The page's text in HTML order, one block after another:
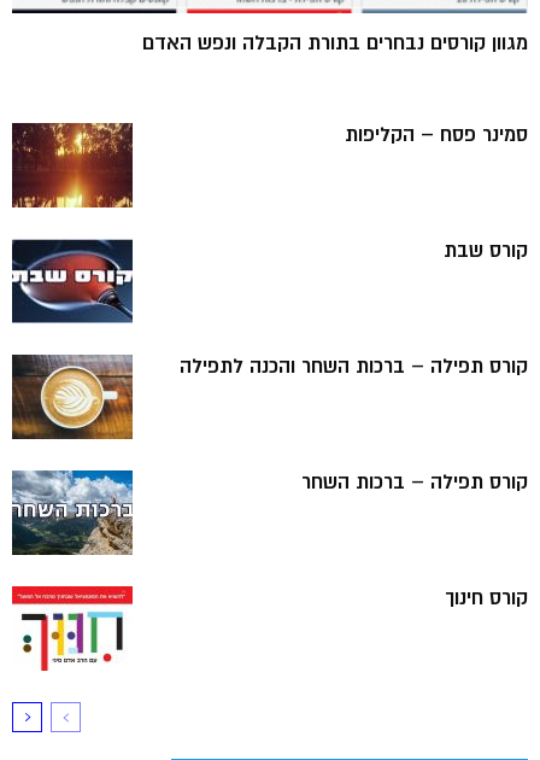
מגוון קורסים נבחרים בתורת הקבלה ונפש האדם
סמינר פסח – הקליפות
קורס שבת
קורס תפילה – ברכות השחר והכנה לתפילה
קורס תפילה – ברכות השחר
קורס חינוך